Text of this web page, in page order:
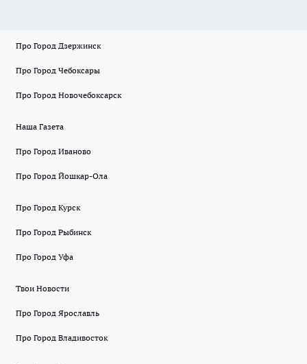
Про Город Дзержинск
Про Город Чебоксары
Про Город Новочебоксарск
Наша Газета
Про Город Иваново
Про Город Йошкар-Ола
Про Город Курск
Про Город Рыбинск
Про Город Уфа
Твои Новости
Про Город Ярославль
Про Город Владивосток